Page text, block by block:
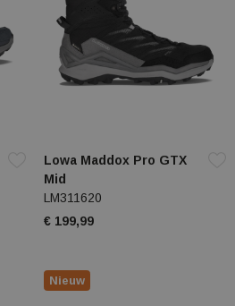
Lowa Maddox Pro GTX
Mid
LM311620
€ 199,99
Nieuw